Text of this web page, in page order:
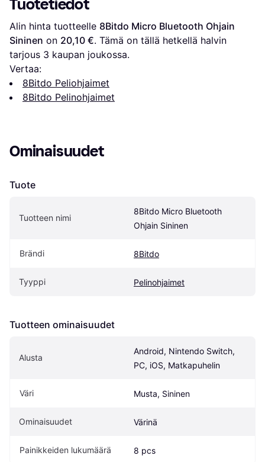
Tuotetiedot
Alin hinta tuotteelle 8Bitdo Micro Bluetooth Ohjain
Sininen on 20,10 €. Tämä on tällä hetkellä halvin
tarjous 3 kaupan joukossa.
Vertaa:
8Bitdo Peliohjaimet
8Bitdo Pelinohjaimet
Ominaisuudet
Tuote
Tuotteen nimi
8Bitdo Micro Bluetooth
Ohjain Sininen
Brändi 8Bitdo
Tyyppi Pelinohjaimet
Tuotteen ominaisuudet
Alusta
Android, Nintendo Switch,
PC, iOS, Matkapuhelin
Väri Musta, Sininen
Ominaisuudet Värinä
Painikkeiden lukumäärä 8 pcs